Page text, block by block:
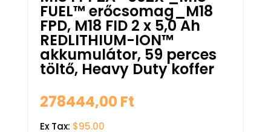
FUEL™ erőcsomag_M18
FPD, M18 FID 2 x 5,0 Ah
REDLITHIUM-ION™
akkumulátor, 59 perces
töltő, Heavy Duty koffer
278444,00Ft
Ex Tax: $95.00